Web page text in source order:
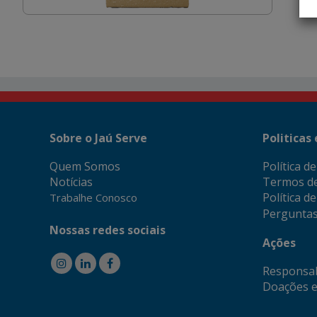
Sobre o Jaú Serve
Quem Somos
Notícias
Trabalhe Conosco
Nossas redes sociais
Politicas
Política
Termos
Política
Ações
Doações